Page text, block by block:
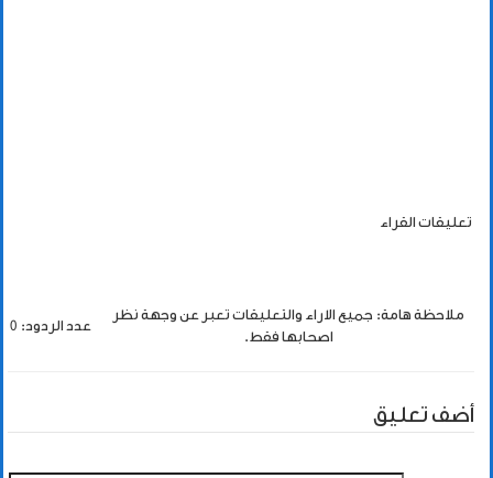
تعليقات القراء
ملاحظة هامة: جميع الاراء والتعليقات تعبر عن وجهة نظر
اصحابها فقط.
عدد الردود: 0
أضف تعليق